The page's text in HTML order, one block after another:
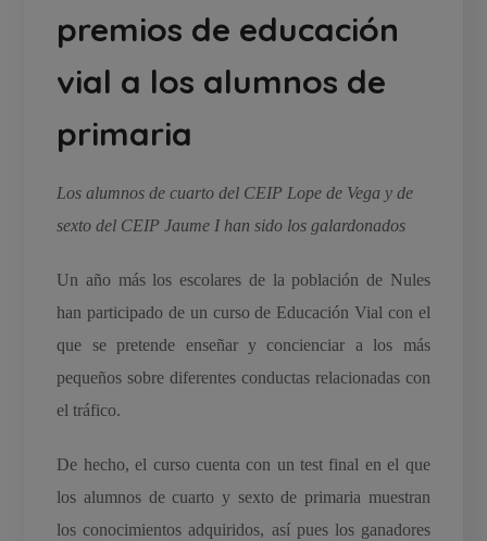
premios de educación
vial a los alumnos de
primaria
Los alumnos de cuarto del CEIP Lope de Vega y de
sexto del CEIP Jaume I han sido los galardonados
Un año más los escolares de la población de Nules
han participado de un curso de Educación Vial con el
que se pretende enseñar y concienciar a los más
pequeños sobre diferentes conductas relacionadas con
el tráfico.
De hecho, el curso cuenta con un test final en el que
los alumnos de cuarto y sexto de primaria muestran
los conocimientos adquiridos, así pues los ganadores